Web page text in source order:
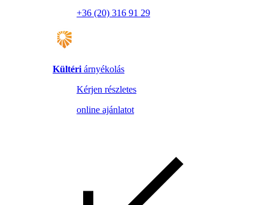
+36 (20) 316 91 29
Kültéri árnyékolás
Kérjen részletes
online ajánlatot